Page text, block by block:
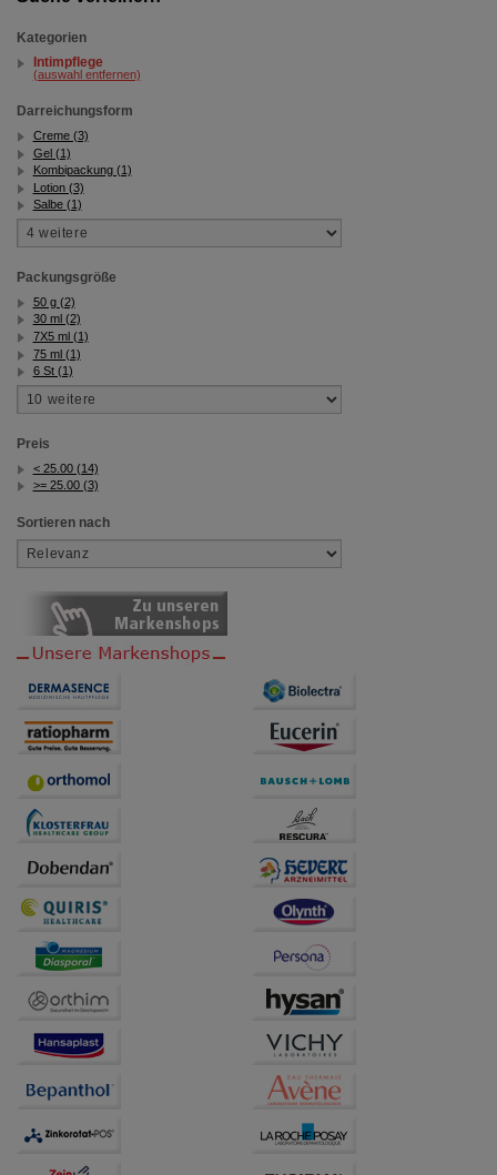
Kategorien
Intimpflege
(auswahl entfernen)
Darreichungsform
Creme (3)
Gel (1)
Kombipackung (1)
Lotion (3)
Salbe (1)
Packungsgröße
50 g (2)
30 ml (2)
7X5 ml (1)
75 ml (1)
6 St (1)
Preis
< 25.00 (14)
>= 25.00 (3)
Sortieren nach